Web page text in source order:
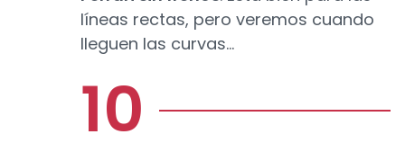
líneas rectas, pero veremos cuando
lleguen las curvas…